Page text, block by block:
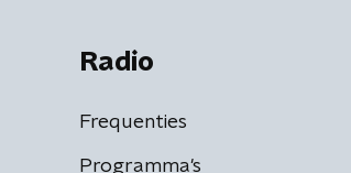
Radio
Frequenties
Programma's